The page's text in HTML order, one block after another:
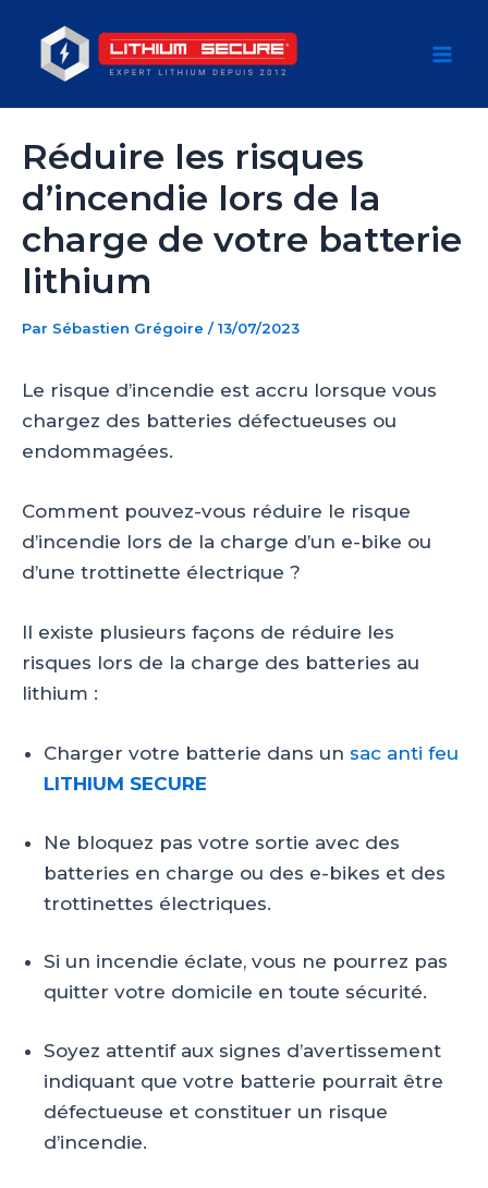
contenu
Réduire les risques
d’incendie lors de la
charge de votre batterie
lithium
Par Sébastien Grégoire /13/07/2023
Le risque d’incendie est accru lorsque vous
chargez des batteries défectueuses ou
endommagées.
Comment pouvez-vous réduire le risque
d’incendie lors de la charge d’un e-bike ou
d’une trottinette électrique ?
Il existe plusieurs façons de réduire les
risques lors de la charge des batteries au
lithium :
Charger votre batterie dans un sac anti feu
LITHIUM SECURE
Ne bloquez pas votre sortie avec des
batteries en charge ou des e-bikes et des
trottinettes électriques.
Si un incendie éclate, vous ne pourrez pas
quitter votre domicile en toute sécurité.
Soyez attentif aux signes d’avertissement
indiquant que votre batterie pourrait être
défectueuse et constituer un risque
d’incendie.